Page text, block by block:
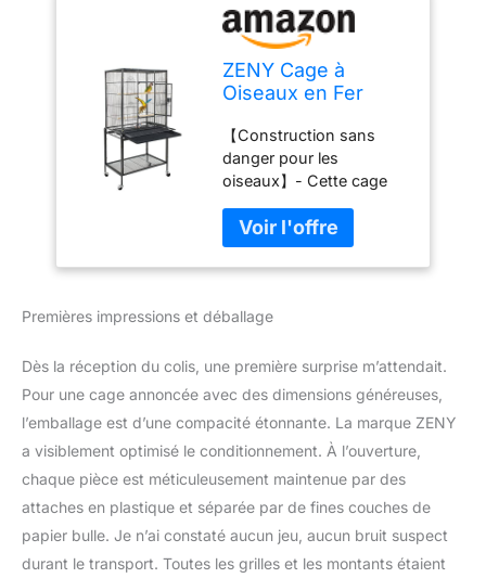
ZENY Cage à
Oiseaux en Fer
cm Pet Bird
Cageplay Top
Parrot calopsitte
Élégante Perruche
Cacatoès pinsons
Cage à Oiseaux,
53-inch
【Construction sans
danger pour les
oiseaux】- Cette cage
fabriquée en fer pour
plus de durabilité et a
une finition non toxique
poudre. Quatre roulettes
facilement dans votre
maison ou de l'emporter
à l'extérieur pour prendre
l'air frais. Verrouillage
sécurisé : la sécurité est
importante. Dispose
d'une porte à ouverture
frontale avec un verrou
sécurisé pour plus de
sécurité et de tranquillité
Premières impressions et déballage
Dès la réception du colis, une première surprise m’attendait.
Pour une cage annoncée avec des dimensions généreuses,
l’emballage est d’une compacité étonnante. La marque ZENY
a visiblement optimisé le conditionnement. À l’ouverture,
chaque pièce est méticuleusement maintenue par des
attaches en plastique et séparée par de fines couches de
papier bulle. Je n’ai constaté aucun jeu, aucun bruit suspect
durant le transport. Toutes les grilles et les montants étaient